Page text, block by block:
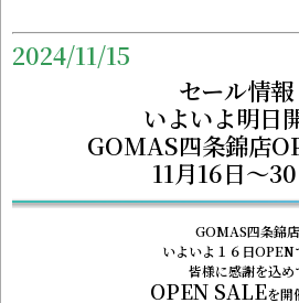
2024/11/15
セール情報
いよいよ明日
GOMAS四条錦店
11月16日～
GOMAS四条錦店
いよいよ１６日OPEN
皆様に感謝を込め
OPEN SALEを開